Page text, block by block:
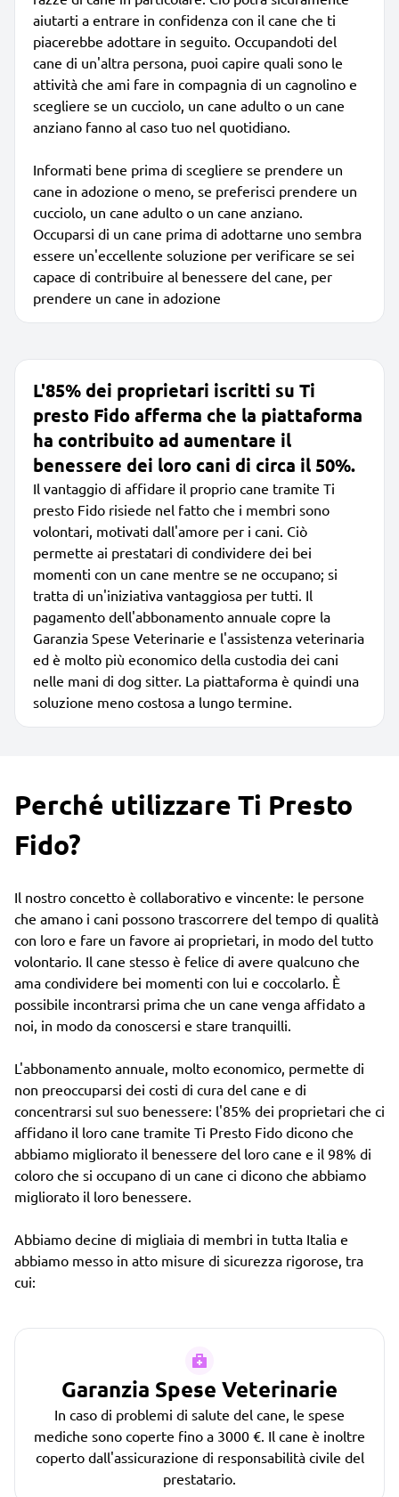
aiutarti a entrare in confidenza con il cane che ti
piacerebbe adottare in seguito. Occupandoti del
cane di un'altra persona, puoi capire quali sono le
attività che ami fare in compagnia di un cagnolino e
scegliere se un cucciolo, un cane adulto o un cane
anziano fanno al caso tuo nel quotidiano.
Informati bene prima di scegliere se prendere un
cane in adozione o meno, se preferisci prendere un
cucciolo, un cane adulto o un cane anziano.
Occuparsi di un cane prima di adottarne uno sembra
essere un'eccellente soluzione per verificare se sei
capace di contribuire al benessere del cane, per
prendere un cane in adozione
L'85% dei proprietari iscritti su Ti
presto Fido afferma che la piattaforma
ha contribuito ad aumentare il
benessere dei loro cani di circa il 50%.
Il vantaggio di affidare il proprio cane tramite Ti
presto Fido risiede nel fatto che i membri sono
volontari, motivati dall'amore per i cani. Ciò
permette ai prestatari di condividere dei bei
momenti con un cane mentre se ne occupano; si
tratta di un'iniziativa vantaggiosa per tutti. Il
pagamento dell'abbonamento annuale copre la
Garanzia Spese Veterinarie e l'assistenza veterinaria
ed è molto più economico della custodia dei cani
nelle mani di dog sitter. La piattaforma è quindi una
soluzione meno costosa a lungo termine.
Perché utilizzare Ti Presto
Fido?
Il nostro concetto è collaborativo e vincente: le persone
che amano i cani possono trascorrere del tempo di qualità
con loro e fare un favore ai proprietari, in modo del tutto
volontario. Il cane stesso è felice di avere qualcuno che
ama condividere bei momenti con lui e coccolarlo. È
possibile incontrarsi prima che un cane venga affidato a
noi, in modo da conoscersi e stare tranquilli.
L'abbonamento annuale, molto economico, permette di
non preoccuparsi dei costi di cura del cane e di
concentrarsi sul suo benessere: l'85% dei proprietari che ci
affidano il loro cane tramite Ti Presto Fido dicono che
abbiamo migliorato il benessere del loro cane e il 98% di
coloro che si occupano di un cane ci dicono che abbiamo
migliorato il loro benessere.
Abbiamo decine di migliaia di membri in tutta Italia e
abbiamo messo in atto misure di sicurezza rigorose, tra
cui:
Garanzia Spese Veterinarie
In caso di problemi di salute del cane, le spese
mediche sono coperte fino a 3000 €. Il cane è inoltre
coperto dall'assicurazione di responsabilità civile del
prestatario.